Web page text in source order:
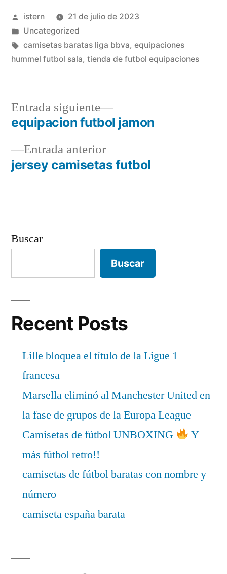
Publicado
por
istern
21 de julio de 2023
Publicado
en
Uncategorized
Etiquetas:
camisetas baratas liga bbva, equipaciones
hummel futbol sala, tienda de futbol equipaciones
Navegación
de
entradas
Entrada anteriorEntrada
anterior:
jersey camisetas futbol
Entrada siguiente
Entrada
siguiente:
equipacion futbol jamon
Buscar
Buscar
Recent Posts
Lille bloquea el título de la Ligue 1
francesa
Marsella eliminó al Manchester United en
la fase de grupos de la Europa League
Camisetas de fútbol UNBOXING
Y
más fútbol retro!!
camisetas de fútbol baratas con nombre y
número
camiseta españa barata